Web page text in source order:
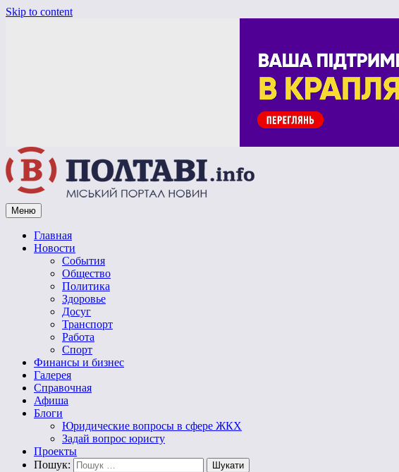
Skip to content
Vpoltave.info
Полтавский портал новостей
Меню
Главная
Новости
События
Общество
Политика
Здоровье
Досуг
Транспорт
Работа
Спорт
Финансы и бизнес
Галерея
Справочная
Афиша
Блоги
Юридические вопросы в сфере ЖКХ
Задай вопрос юристу
Проекты
Пошук: